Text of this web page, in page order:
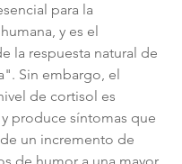
para la
y es el
la respuesta natural de
Sin embargo, el
de cortisol es
produce síntomas que
un incremento de